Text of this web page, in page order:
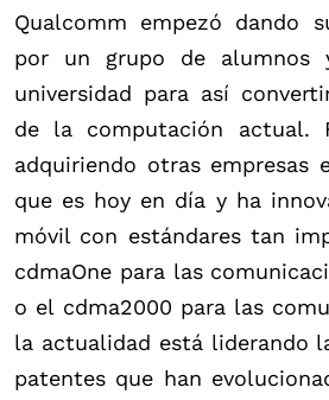
Qualcomm empezó dando
por un grupo de alumnos
universidad para así
de la computación actual.
adquiriendo otras empresas
que es hoy en día y ha
móvil con estándares tan
cdmaOne para las
o el cdma2000 para las
la actualidad está liderando
patentes que han